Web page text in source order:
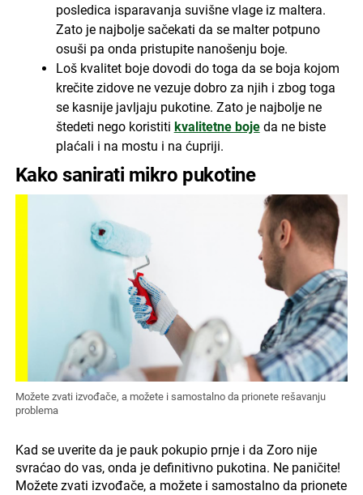
posledica isparavanja suvišne vlage iz maltera.
Zato je najbolje sačekati da se malter potpuno
osuši pa onda pristupite nanošenju boje.
Loš kvalitet boje dovodi do toga da se boja kojom
krečite zidove ne vezuje dobro za njih i zbog toga
se kasnije javljaju pukotine. Zato je najbolje ne
štedeti nego koristiti kvalitetne bojeda ne biste
plaćali i na mostu i na ćupriji.
Kako sanirati mikro pukotine
Možete zvati izvođače, a možete i samostalno da prionete rešavanju
problema
Kad se uverite da je pauk pokupio prnje i da Zoro nije
svraćao do vas, onda je definitivno pukotina. Ne paničite!
Možete zvati izvođače, a možete i samostalno da prionete